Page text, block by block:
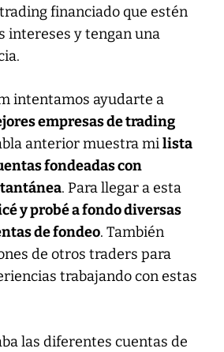
financiado que estén
intereses y tengan una
intentamos ayudarte a
empresas de trading
anterior muestra milista
fondeadas con
. Para llegar a esta
y probé a fondo diversas
de fondeo. También
de otros traders para
trabajando con estas
las diferentes cuentas de